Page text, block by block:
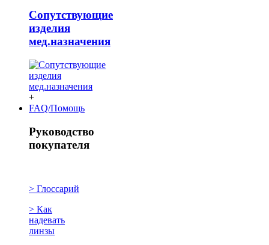
Сопутствующие
изделия
мед.назначения
+
FAQ/Помощь
Руководство
покупателя
> Глоссарий
> Как
надевать
линзы